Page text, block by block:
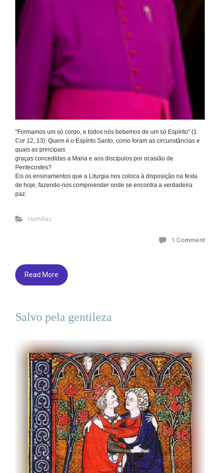
“Formamos um só corpo, e todos nós bebemos de um só Espírito” (1
Cor 12, 13). Quem é o Espírito Santo, como foram as circunstâncias e
quais as principais
graças concedidas a Maria e aos discípulos por ocasião de
Pentecostes?
Eis os ensinamentos que a Liturgia nos coloca à disposição na festa
de hoje, fazendo-nos compreender onde se encontra a verdadeira
paz.
Homilias
1 Comment
Read More
Salvo pela gentileza